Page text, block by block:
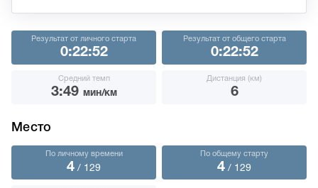
Результат от личного старта
0:22:52
Результат от общего старта
0:22:52
Средний темп
3:49 мин/км
Дистанция (км)
6
Место
По личному времени
4 / 129
По общему старту
4 / 129